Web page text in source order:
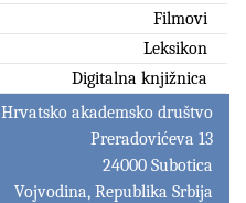
Filmovi
Leksikon
Digitalna knjižnica
Hrvatsko akademsko društvo
Preradovićeva 13
24000 Subotica
Vojvodina, Republika Srbija